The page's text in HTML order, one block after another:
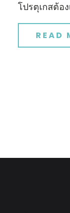
โปรตุเกสต้อ
READ